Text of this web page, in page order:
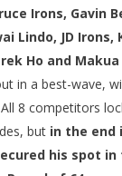
Irons, Gavin
Lindo, JD Irons,
Ho and
in a best-wave,
8 competitors
but in the end
his spot in